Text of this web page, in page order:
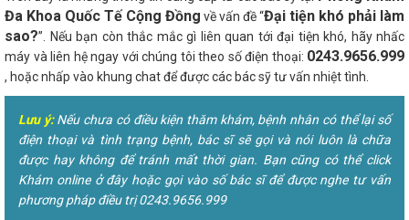
Đa Khoa Quốc Tế Cộng Đồng về vấn đề “Đại tiện khó phải làm
sao?”. Nếu bạn còn thắc mắc gì liên quan tới đại tiện khó, hãy nhấc
máy và liên hệ ngay với chúng tôi theo số điện thoại: 0243.9656.999
, hoặc nhấp vào khung chat để được các bác sỹ tư vấn nhiệt tình.
Lưu ý:Nếu chưa có điều kiện thăm khám, bệnh nhân có thể lại số
điện thoại và tình trạng bệnh, bác sĩ sẽ gọi và nói luôn là chữa
được hay không để tránh mất thời gian. Bạn cũng có thể click
Khám online ở đây hoặc gọi vào số bác sĩ để được nghe tư vấn
phương pháp điều trị 0243.9656.999